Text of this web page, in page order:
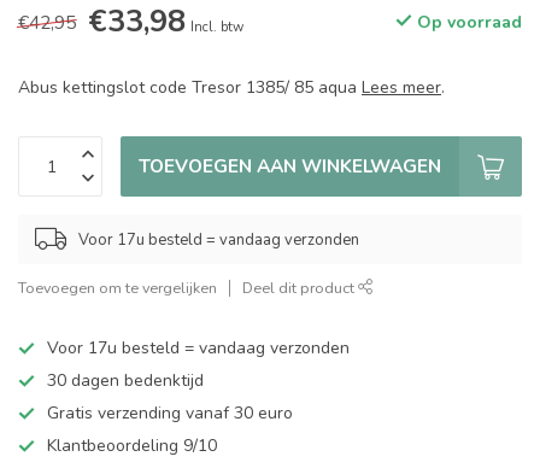
€42,95 €33,98 Incl. btw Op voorraad
Abus kettingslot code Tresor 1385/ 85 aqua Lees meer.
TOEVOEGEN AAN WINKELWAGEN
Voor 17u besteld = vandaag verzonden
Toevoegen om te vergelijken Deel dit product
Voor 17u besteld = vandaag verzonden
30 dagen bedenktijd
Gratis verzending vanaf 30 euro
Klantbeoordeling 9/10